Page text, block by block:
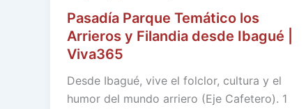
Pasadía Parque Temático los
Arrieros y Filandia desde Ibagué |
Viva365
Desde Ibagué, vive el folclor, cultura y el
humor del mundo arriero (Eje Cafetero). 1